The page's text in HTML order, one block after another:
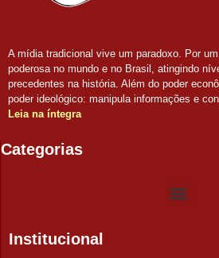
A mídia tradicional vive um paradoxo. Por
poderosa no mundo e no Brasil, atingindo
precedentes na história. Além do poder
poder ideológico: manipula informações e
Leia na íntegra
Categorias
Institucional